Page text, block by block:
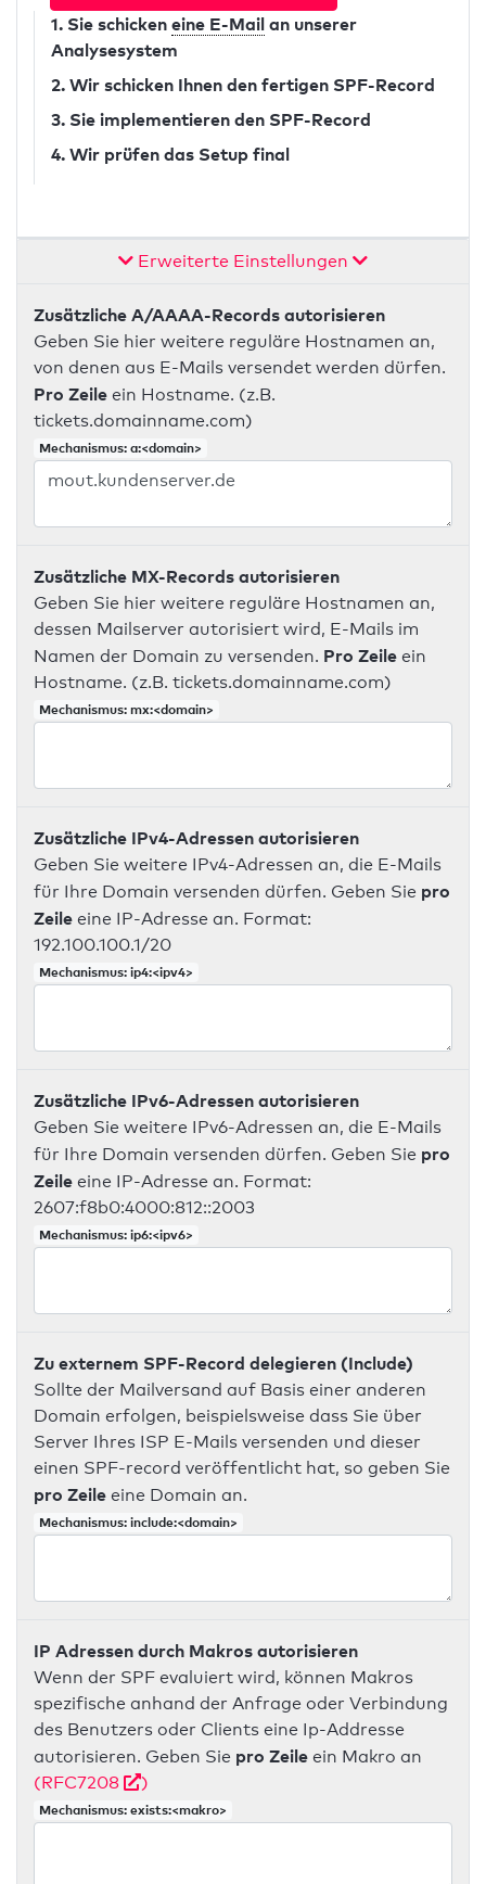
1. Sie schicken eine E-Mail an unserer
Analysesystem
2. Wir schicken Ihnen den fertigen SPF-Record
3. Sie implementieren den SPF-Record
4. Wir prüfen das Setup final
Erweiterte Einstellungen
Zusätzliche A/AAAA-Records autorisieren
Geben Sie hier weitere reguläre Hostnamen an,
von denen aus E-Mails versendet werden dürfen.
Pro Zeile ein Hostname. (z.B.
tickets.domainname.com)
Mechanismus: a:<domain>
Zusätzliche MX-Records autorisieren
Geben Sie hier weitere reguläre Hostnamen an,
dessen Mailserver autorisiert wird, E-Mails im
Namen der Domain zu versenden. Pro Zeile ein
Hostname. (z.B. tickets.domainname.com)
Mechanismus: mx:<domain>
Zusätzliche IPv4-Adressen autorisieren
Geben Sie weitere IPv4-Adressen an, die E-Mails
für Ihre Domain versenden dürfen. Geben Sie pro
Zeile eine IP-Adresse an. Format:
192.100.100.1/20
Mechanismus: ip4:<ipv4>
Zusätzliche IPv6-Adressen autorisieren
Geben Sie weitere IPv6-Adressen an, die E-Mails
für Ihre Domain versenden dürfen. Geben Sie pro
Zeile eine IP-Adresse an. Format:
2607:f8b0:4000:812::2003
Mechanismus: ip6:<ipv6>
Zu externem SPF-Record delegieren (Include)
Sollte der Mailversand auf Basis einer anderen
Domain erfolgen, beispielsweise dass Sie über
Server Ihres ISP E-Mails versenden und dieser
einen SPF-record veröffentlicht hat, so geben Sie
pro Zeile eine Domain an.
Mechanismus: include:<domain>
IP Adressen durch Makros autorisieren
Wenn der SPF evaluiert wird, können Makros
spezifische anhand der Anfrage oder Verbindung
des Benutzers oder Clients eine Ip-Addresse
autorisieren. Geben Sie pro Zeile ein Makro an
(RFC7208
)
Mechanismus: exists:<makro>